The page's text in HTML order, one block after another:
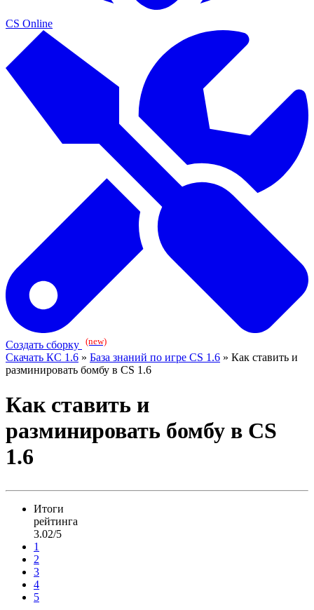
CS Online
Создать сборку (new)
Скачать КС 1.6 » База знаний по игре CS 1.6 » Как ставить и
разминировать бомбу в CS 1.6
Как ставить и
разминировать бомбу в CS
1.6
Итоги
рейтинга
3.02/5
1
2
3
4
5